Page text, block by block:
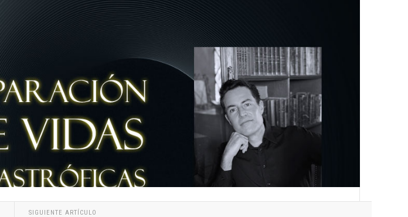
SIGUIENTE ARTÍCULO